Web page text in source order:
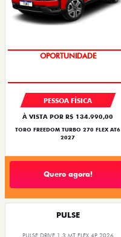
OPORTUNIDADE
PESSOA FÍSICA
À VISTA POR R$ 134.990,00
TORO FREEDOM TURBO 270 FLEX AT6
2027
Quero agora!
PULSE
PULSE DRIVE 1.3 MT FLEX 4P 2026